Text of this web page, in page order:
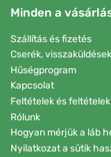
Minden a
Szállítás és fizetés
Cserék,
Hűségprogram
Kapcsolat
Feltételek és feltételek
Rólunk
Hogyan mérjük a láb
Nyilatkozat a sütik